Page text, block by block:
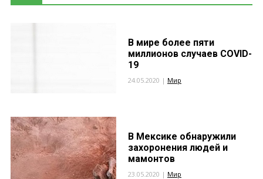
В мире более пяти
миллионов случаев COVID-
19
24.05.2020 | Мир
В Мексике обнаружили
захоронения людей и
мамонтов
23.05.2020 | Мир